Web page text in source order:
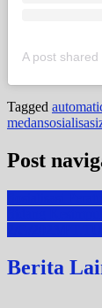
Tagged
medansosialisasi
Post
Berita